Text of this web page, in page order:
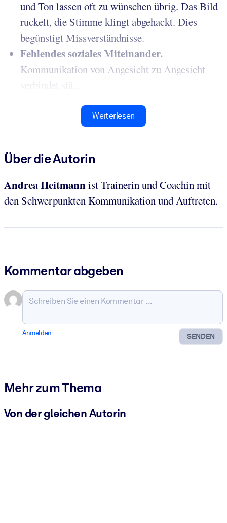
und Ton lassen oft zu wünschen übrig. Das Bild
ruckelt, die Stimme klingt abgehackt. Dies
begünstigt Missverständnisse.
Fehlendes soziales Miteinander.
Kommunikation von Angesicht zu Angesicht
verbindet stä...
Weiterlesen
Über die Autorin
Andrea Heitmannist Trainerin und Coachin mit
den Schwerpunkten Kommunikation und Auftreten.
Kommentar abgeben
SENDEN
Anmelden
Mehr zum Thema
Von der gleichen Autorin